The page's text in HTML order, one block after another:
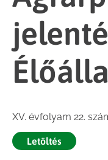
XV. évfolyam 22.
Letöltés